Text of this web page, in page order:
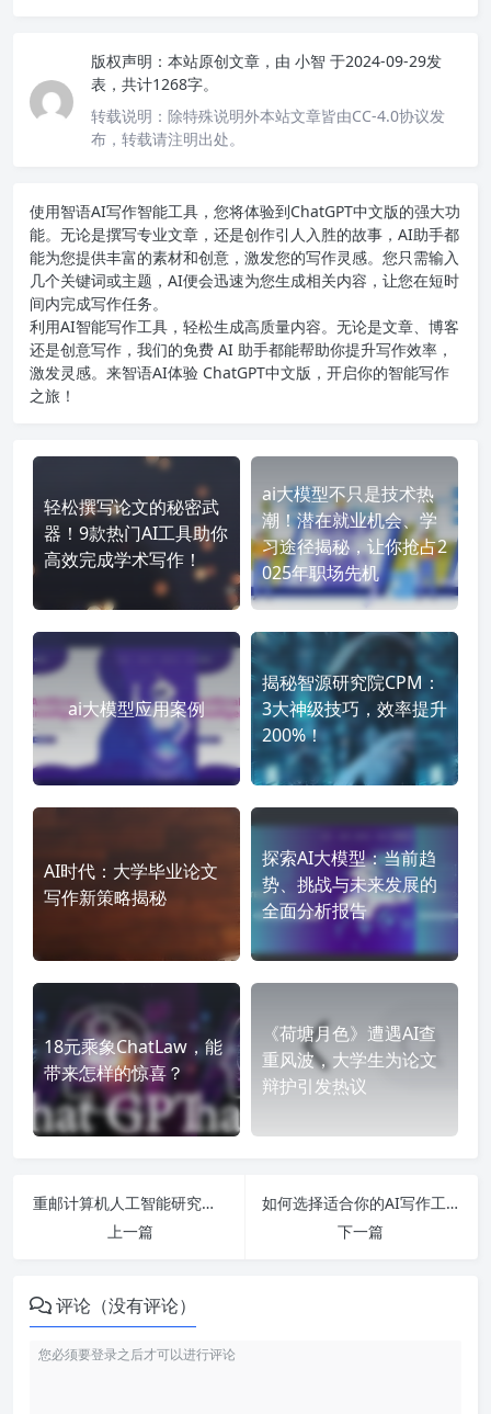
版权声明： 本站原创文章，由 小智 于2024-09-29发
表，共计1268字。
转载说明： 除特殊说明外本站文章皆由CC-4.0协议发
布，转载请注明出处。
使用智语AI写作智能工具，您将体验到ChatGPT中文版的强大功
能。无论是撰写专业文章，还是创作引人入胜的故事，AI助手都
能为您提供丰富的素材和创意，激发您的写作灵感。您只需输入
几个关键词或主题，AI便会迅速为您生成相关内容，让您在短时
间内完成写作任务。
利用AI智能写作工具，轻松生成高质量内容。无论是文章、博客
还是创意写作，我们的免费 AI 助手都能帮助你提升写作效率，
激发灵感。来智语AI体验 ChatGPT中文版 ，开启你的智能写作
之旅！
轻松撰写论文的秘密武
器！9款热门AI工具助你
高效完成学术写作！
ai大模型不只是技术热
潮！潜在就业机会、学
习途径揭秘，让你抢占2
025年职场先机
ai大模型应用案例
揭秘智源研究院CPM：
3大神级技巧，效率提升
200%！
AI时代：大学毕业论文
写作新策略揭秘
探索AI大模型：当前趋
势、挑战与未来发展的
全面分析报告
18元乘象ChatLaw，能
带来怎样的惊喜？
《荷塘月色》遭遇AI查
重风波，大学生为论文
辩护引发热议
重邮计算机人工智能研究生的前景与发展：三个阶段应用解析与未来趋势
上一篇
如何选择适合你的AI写作工具？探讨百度、笔灵等热门写作助手的优劣与适用性！
下一篇
评论（没有评论）